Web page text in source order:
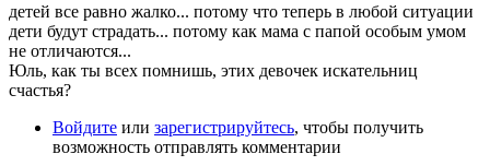
детей все равно жалко... потому что теперь в любой ситуации
дети будут страдать... потому как мама с папой особым умом
не отличаются...
Юль, как ты всех помнишь, этих девочек искательниц
счастья?
Войдите или зарегистрируйтесь, чтобы получить
возможность отправлять комментарии